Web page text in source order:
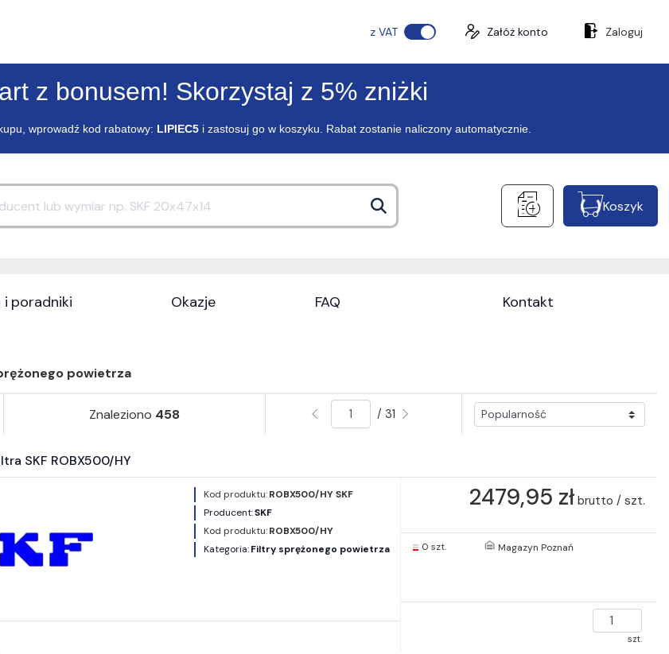
z VAT Załóż konto Zaloguj
z bonusem! Skorzystaj z 5% zniżki
wprowadź kod rabatowy: LIPIEC5 i zastosuj go w koszyku. Rabat zostanie naliczony automatycznie.
Koszyk
i poradniki Okazje FAQ Kontakt
powietrza
Znaleziono 458 / 31
SKF ROBX500/HY
Kod produktu:ROBX500/HY SKF
Producent:SKF
Kod produktu:ROBX500/HY
Kategoria:Filtry sprężonego powietrza
2479,95 zł brutto / szt.
0 szt. Magazyn Poznań
szt.